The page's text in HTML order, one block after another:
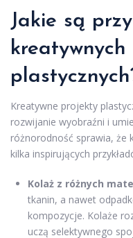
Jakie są
Kreatywne projekty
rozwijanie wyobraźni i
różnorodność sprawia, że
kilka inspirujących
Kolaż z różnych
tkanin, a nawet
kompozycje. Kolaże
uczą selektywnego